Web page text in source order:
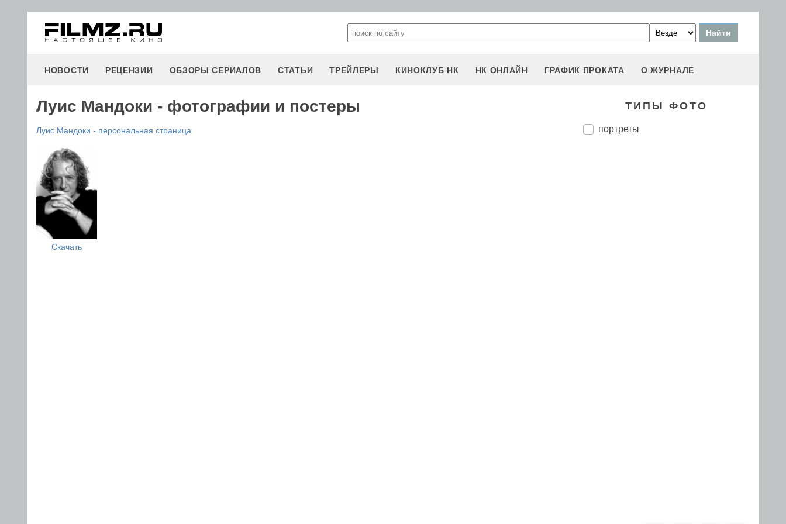
НОВОСТИ РЕЦЕНЗИИ ОБЗОРЫ СЕРИАЛОВ СТАТЬИ ТРЕЙЛЕРЫ КИНОКЛУБ НК НК ОНЛАЙН ГРАФИК ПРОКАТА О ЖУРНАЛЕ
Луис Мандоки - фотографии и постеры
Луис Мандоки - персональная страница
Скачать
ТИПЫ ФОТО
портреты